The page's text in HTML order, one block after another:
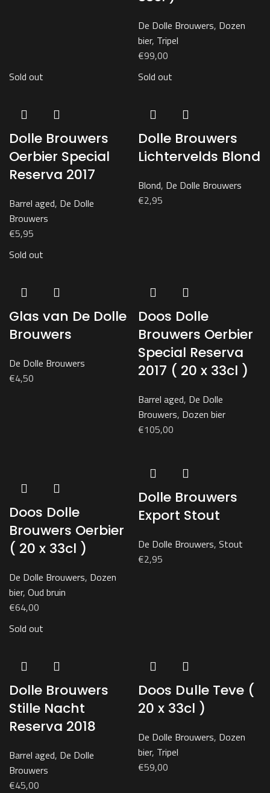
De Dolle Brouwers, Dozen
bier, Tripel
€99,00
Sold out
Dolle Brouwers
Oerbier Special
Reserva 2017
Barrel aged, De Dolle
Brouwers
€5,95
Sold out
Dolle Brouwers
Lichtervelds Blond
Blond, De Dolle Brouwers
€2,95
Sold out
Glas van De Dolle
Brouwers
De Dolle Brouwers
€4,50
Doos Dolle
Brouwers Oerbier
Special Reserva
2017 ( 20 x 33cl )
Barrel aged, De Dolle
Brouwers, Dozen bier
€105,00
Doos Dolle
Brouwers Oerbier
( 20 x 33cl )
De Dolle Brouwers, Dozen
bier, Oud bruin
€64,00
Dolle Brouwers
Export Stout
De Dolle Brouwers, Stout
€2,95
Sold out
Dolle Brouwers
Stille Nacht
Reserva 2018
Barrel aged, De Dolle
Brouwers
€45,00
Doos Dulle Teve (
20 x 33cl )
De Dolle Brouwers, Dozen
bier, Tripel
€59,00